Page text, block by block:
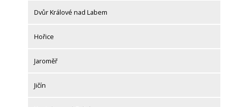
Dvůr Králové nad Labem
Hořice
Jaroměř
Jičín